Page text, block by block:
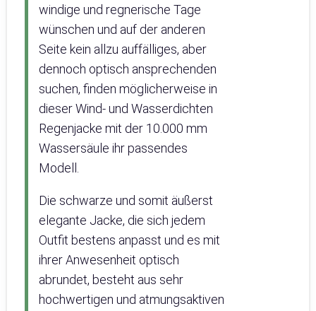
windige und regnerische Tage
wünschen und auf der anderen
Seite kein allzu auffälliges, aber
dennoch optisch ansprechenden
suchen, finden möglicherweise in
dieser Wind- und Wasserdichten
Regenjacke mit der 10.000 mm
Wassersäule ihr passendes
Modell.
Die schwarze und somit äußerst
elegante Jacke, die sich jedem
Outfit bestens anpasst und es mit
ihrer Anwesenheit optisch
abrundet, besteht aus sehr
hochwertigen und atmungsaktiven